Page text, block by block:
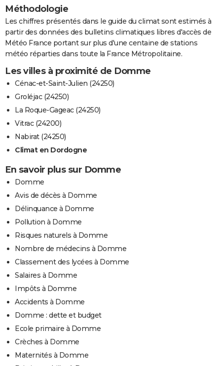
Méthodologie
Les chiffres présentés dans le guide du climat sont estimés à
partir des données des bulletins climatiques libres d'accès de
Météo France portant sur plus d'une centaine de stations
météo réparties dans toute la France Métropolitaine.
Les villes à proximité de Domme
Cénac-et-Saint-Julien (24250)
Groléjac (24250)
La Roque-Gageac (24250)
Vitrac (24200)
Nabirat (24250)
Climat en Dordogne
En savoir plus sur Domme
Domme
Avis de décès à Domme
Délinquance à Domme
Pollution à Domme
Risques naturels à Domme
Nombre de médecins à Domme
Classement des lycées à Domme
Salaires à Domme
Impôts à Domme
Accidents à Domme
Domme : dette et budget
Ecole primaire à Domme
Crèches à Domme
Maternités à Domme